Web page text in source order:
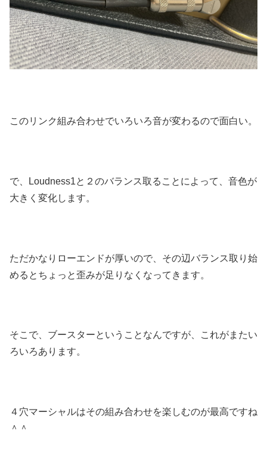
このリンク組み合わせでいろいろ音が変わるので面白い。
で、Loudness1と２のバランス取ることによって、音色が
大きく変化します。
ただかなりローエンドが厚いので、その辺バランス取り始
めるとちょっと歪みが足りなくなってきます。
そこで、ブースターということなんですが、これがまたい
ろいろあります。
４穴マーシャルはその組み合わせを楽しむのが最高ですね
＾＾